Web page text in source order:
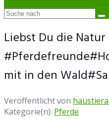
Liebst Du die
mit in den
Veröffentlicht von
Kategorie(n): Pferde